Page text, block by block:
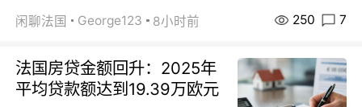
闲聊法国 George123 8小时前 250 7
法国房贷金额回升：2025年
平均贷款额达到19.39万欧元